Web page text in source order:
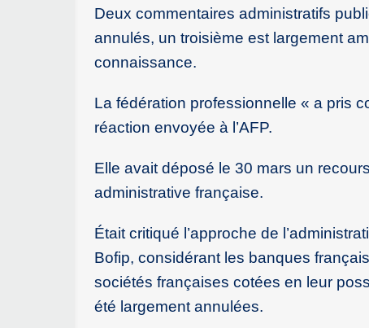
Deux commentaires administratifs
annulés, un troisième est largement
connaissance.
La fédération professionnelle « a pris
réaction envoyée à l’AFP.
Elle avait déposé le 30 mars un
administrative française.
Était critiqué l’approche de
Bofip, considérant les banques
sociétés françaises cotées en leur
été largement annulées.